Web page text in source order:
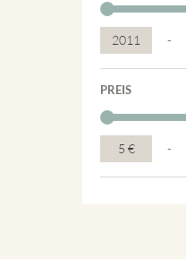
2011 -
PREIS
5 € -